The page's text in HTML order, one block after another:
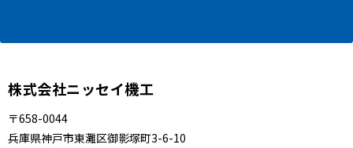
株式会社ニッセイ機工
〒658-0044
兵庫県神戸市東灘区御影塚町3-6-10